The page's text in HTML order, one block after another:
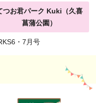
つお君パーク Kuki（久喜
菖蒲公園）
・7月号